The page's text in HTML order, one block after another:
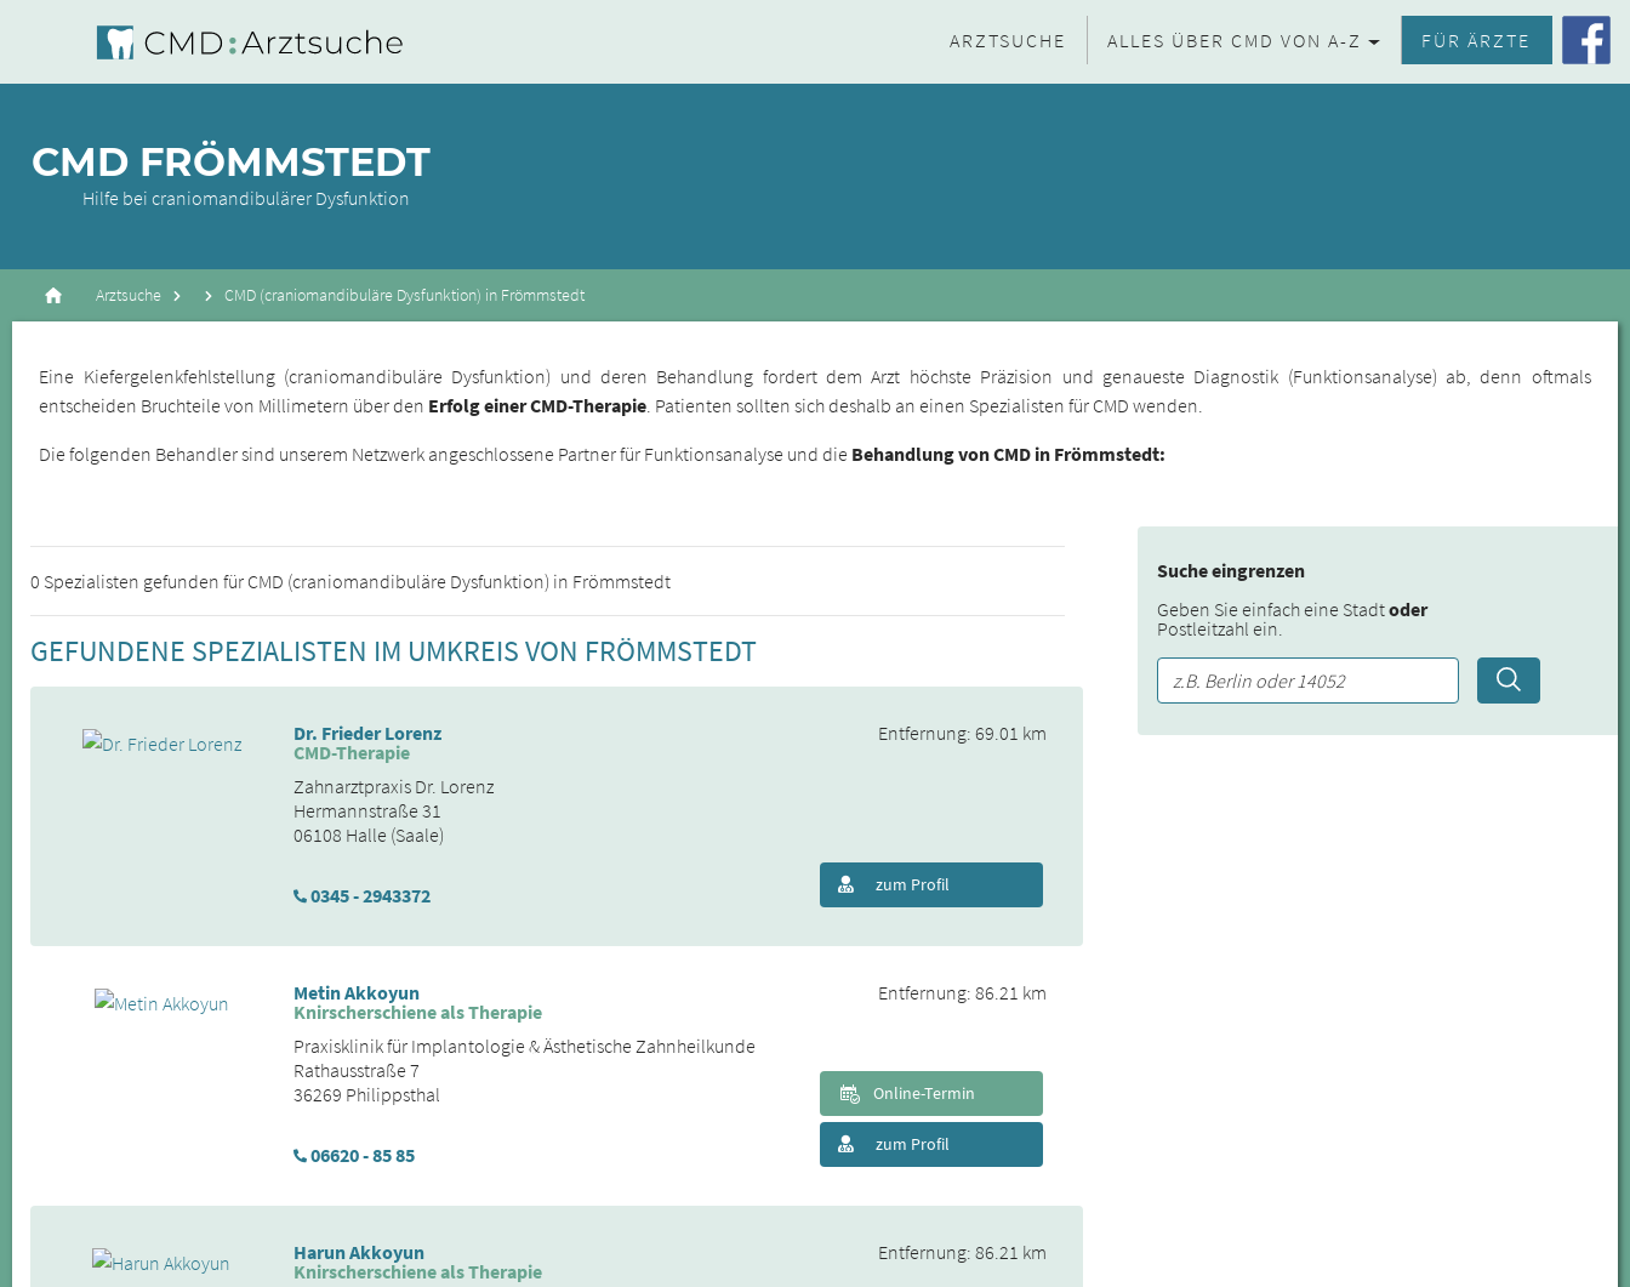
ARZTSUCHE ALLES ÜBER CMD VON A-Z FÜR ÄRZTE
CMD FRÖMMSTEDT
Hilfe bei craniomandibulärer Dysfunktion
Arztsuche CMD (craniomandibuläre Dysfunktion) in Frömmstedt
Eine Kiefergelenkfehlstellung (craniomandibuläre Dysfunktion) und deren Behandlung fordert dem Arzt höchste Präzision und genaueste Diagnostik (Funktionsanalyse) ab, denn oftmals
entscheiden Bruchteile von Millimetern über den Erfolg einer CMD-Therapie . Patienten sollten sich deshalb an einen Spezialisten für CMD wenden.
Die folgenden Behandler sind unserem Netzwerk angeschlossene Partner für Funktionsanalyse und die Behandlung von CMD in Frömmstedt:
Suche eingrenzen
Geben Sie einfach eine Stadtoder
Postleitzahl ein.
0 Spezialisten gefunden für CMD (craniomandibuläre Dysfunktion) in Frömmstedt
GEFUNDENE SPEZIALISTEN IM UMKREIS VON FRÖMMSTEDT
Dr. Frieder Lorenz
CMD-Therapie
Zahnarztpraxis Dr. Lorenz
Hermannstraße 31
06108 Halle (Saale)
0345 - 2943372
Entfernung: 69.01 km
zum Profil
Metin Akkoyun
Knirscherschiene als Therapie
Praxisklinik für Implantologie & Ästhetische Zahnheilkunde
Rathausstraße 7
36269 Philippsthal
06620 - 85 85
Entfernung: 86.21 km
zum Profil
Online-Termin
Harun Akkoyun
Knirscherschiene als Therapie
Entfernung: 86.21 km